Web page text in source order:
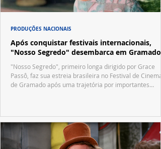
Após conquistar festivais internacionais,
"Nosso Segredo" desembarca em Gramado
"Nosso Segredo", primeiro longa dirigido por Grace
Passô, faz sua estreia brasileira no Festival de Cinema
de Gramado após uma trajetória por importantes
PRODUÇÕES NACIONAIS